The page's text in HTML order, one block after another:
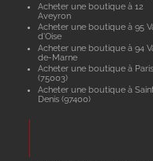
Acheter une boutique à 12
Aveyron
Acheter une boutique à 95
d'Oise
Acheter une boutique à 94
de-Marne
Acheter une boutique à Paris
(75003)
Acheter une boutique à Saint
Denis (97400)